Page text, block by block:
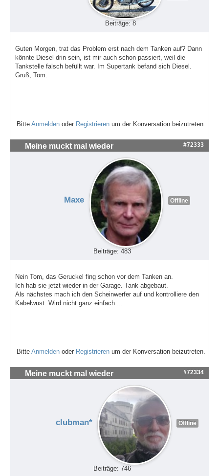
Beiträge: 8
Guten Morgen, trat das Problem erst nach dem Tanken auf? Dann
könnte Diesel drin sein, ist mir auch schon passiert, weil die
Tankstelle falsch befüllt war. Im Supertank befand sich Diesel.
Gruß, Tom.
Bitte Anmelden oder Registrieren um der Konversation beizutreten.
Meine muckt mal wieder #72333
Maxe Offline
Beiträge: 483
Nein Tom, das Geruckel fing schon vor dem Tanken an.
Ich hab sie jetzt wieder in der Garage. Tank abgebaut.
Als nächstes mach ich den Scheinwerfer auf und kontrolliere den
Kabelwust. Wird nicht ganz einfach ...
Bitte Anmelden oder Registrieren um der Konversation beizutreten.
Meine muckt mal wieder #72334
clubman* Offline
Beiträge: 746